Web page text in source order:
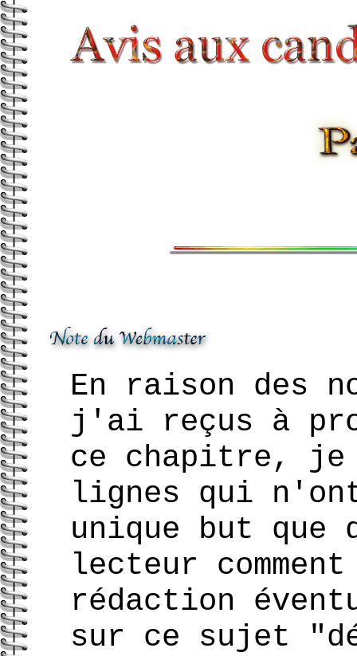
En raison des
j'ai reçus à
ce chapitre, je
lignes qui
unique but que
lecteur
rédaction
sur ce sujet